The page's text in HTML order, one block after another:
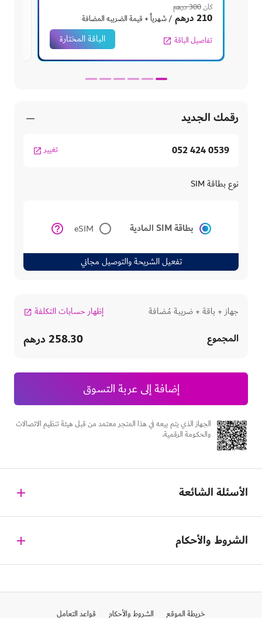
كان300 درهم
210 درهم
/ شهرياً + قيمة الضريبه المضافة
تفاصيل الباقة
الباقة المختارة
رقمك الجديد
052 424 0539 تغيير
نوع بطاقة SIM
بطاقة SIM المادية eSIM
تفعيل الشريحة والتوصيل مجاني
جهاز + باقة + ضريبة مُضافة إظهار حسابات التكلفة
المجموع 258.30 درهم
إضافة إلى عربة التسوق
الجهاز الذي يتم بيعه في هذا المتجر معتمد من قبل هيئة تنظيم الاتصالات
والحكومة الرقمية.
الأسئلة الشائعة
الشروط والأحكام
خريطة الموقع الشروط والأحكام قواعد التعامل